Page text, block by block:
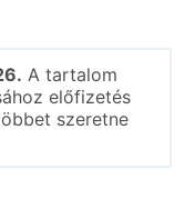
A tartalom
előfizetés
szeretne